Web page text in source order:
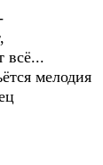
всё...
мелодия